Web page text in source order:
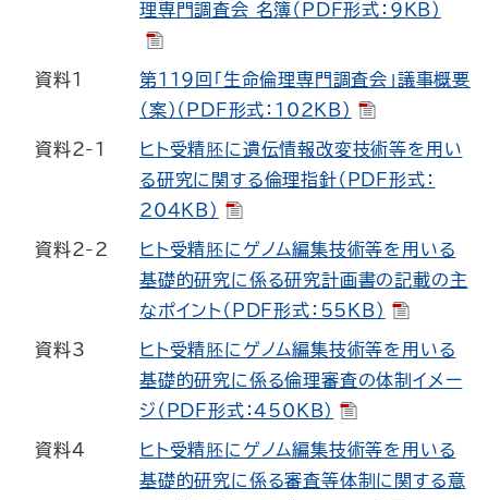
理専門調査会 名簿（PDF形式：9KB）
資料1
第119回「生命倫理専門調査会」議事概要
（案）（PDF形式：102KB）
資料2-1
ヒト受精胚に遺伝情報改変技術等を用い
る研究に関する倫理指針（PDF形式：
204KB）
資料2-2
ヒト受精胚にゲノム編集技術等を用いる
基礎的研究に係る研究計画書の記載の主
なポイント（PDF形式：55KB）
資料3
ヒト受精胚にゲノム編集技術等を用いる
基礎的研究に係る倫理審査の体制イメー
ジ（PDF形式：450KB）
資料4
ヒト受精胚にゲノム編集技術等を用いる
基礎的研究に係る審査等体制に関する意